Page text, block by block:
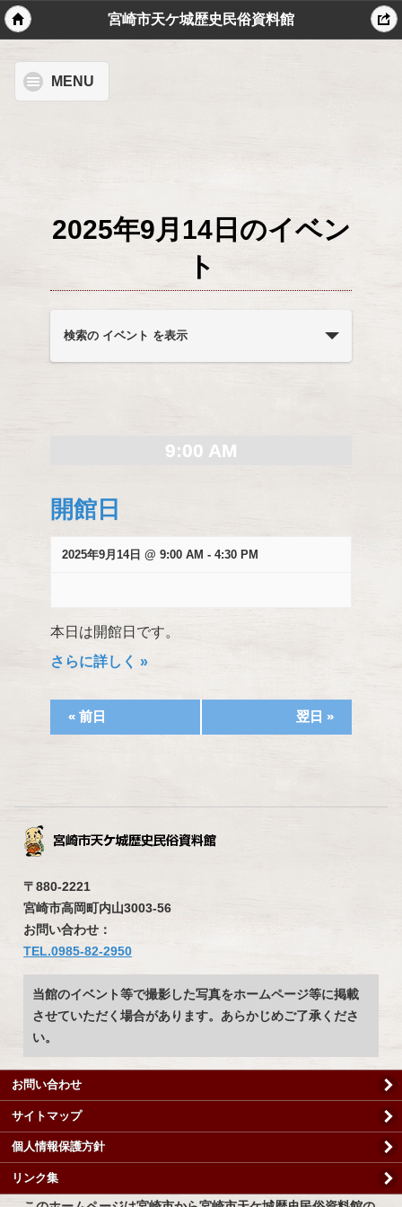
宮崎市天ケ城歴史民俗資料館
MENU
2025年9月14日のイベン
ト
イ
ベ
ン
ナ
ゲ
ン
を
示
検索の イベント を表示
9:00 AM
開館日
2025年9月14日 @ 9:00 AM - 4:30 PM
本日は開館日です。
さらに詳しく »
« 前日 翌日 »
〒880-2221
宮崎市高岡町内山3003-56
お問い合わせ：
TEL.0985-82-2950
当館のイベント等で撮影した写真をホームページ等に掲載
させていただく場合があります。あらかじめご了承くださ
い。
お問い合わせ
サイトマップ
個人情報保護方針
リンク集